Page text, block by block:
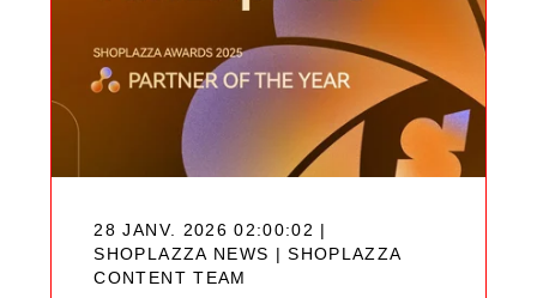
28 JANV. 2026 02:00:02 |
SHOPLAZZA NEWS |SHOPLAZZA
CONTENT TEAM